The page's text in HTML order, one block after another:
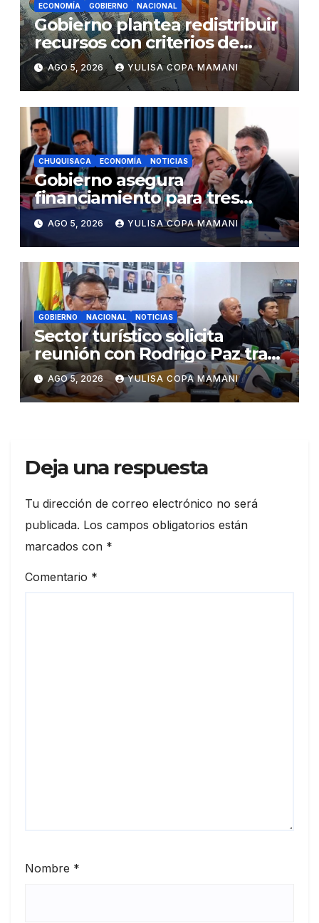
ECONOMÍA GOBIERNO NACIONAL
Gobierno plantea redistribuir
recursos con criterios de
eficiencia y esfuerzo fiscal
AGO 5, 2026 YULISA COPA MAMANI
CHUQUISACA ECONOMÍA NOTICIAS
Gobierno asegura
financiamiento para tres
proyectos estratégicos de
Chuquisaca
AGO 5, 2026 YULISA COPA MAMANI
GOBIERNO NACIONAL NOTICIAS
Sector turístico solicita
reunión con Rodrigo Paz tras
cambios en la administración
del turismo
AGO 5, 2026 YULISA COPA MAMANI
Deja una respuesta
Tu dirección de correo electrónico no será
publicada. Los campos obligatorios están
marcados con *
Comentario *
Nombre *